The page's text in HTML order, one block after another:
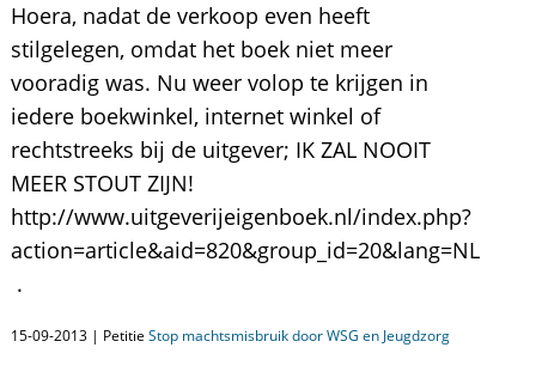
Hoera, nadat de verkoop even heeft
stilgelegen, omdat het boek niet meer
vooradig was. Nu weer volop te krijgen in
iedere boekwinkel, internet winkel of
rechtstreeks bij de uitgever; IK ZAL NOOIT
MEER STOUT ZIJN!
http://www.uitgeverijeigenboek.nl/index.php?
action=article&aid=820&group_id=20&lang=NL
.
15-09-2013 | Petitie Stop machtsmisbruik door WSG en Jeugdzorg